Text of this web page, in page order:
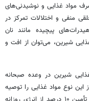
مواد غذایی و نوشیدنی‌های
منفی و اختلالات تمرکز در
پیچیده مانند نان
شیرین، می‌توان از افت و
شیرین در وعده صبحانه
نوع مواد غذایی را توصیه